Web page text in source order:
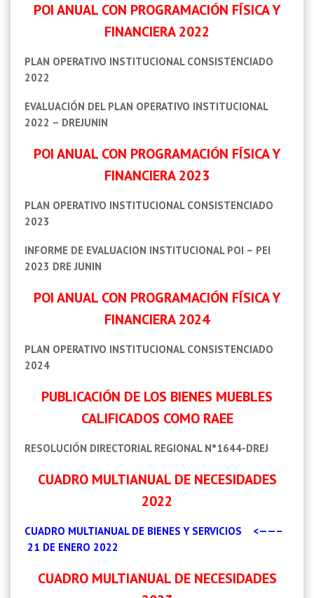
POI ANUAL CON PROGRAMACIÓN FÍSICA Y
FINANCIERA 2022
PLAN OPERATIVO INSTITUCIONAL CONSISTENCIADO
2022
EVALUACIÓN DEL PLAN OPERATIVO INSTITUCIONAL
2022 – DREJUNIN
POI ANUAL CON PROGRAMACIÓN FÍSICA Y
FINANCIERA 2023
PLAN OPERATIVO INSTITUCIONAL CONSISTENCIADO
2023
INFORME DE EVALUACION INSTITUCIONAL POI – PEI
2023 DRE JUNIN
POI ANUAL CON PROGRAMACIÓN FÍSICA Y
FINANCIERA 2024
PLAN OPERATIVO INSTITUCIONAL CONSISTENCIADO
2024
PUBLICACIÓN DE LOS BIENES MUEBLES
CALIFICADOS COMO RAEE
RESOLUCIÓN DIRECTORIAL REGIONAL N°1644-DREJ
CUADRO MULTIANUAL DE NECESIDADES
2022
CUADRO MULTIANUAL DE BIENES Y SERVICIOS
<——–
21 DE ENERO 2022
CUADRO MULTIANUAL DE NECESIDADES